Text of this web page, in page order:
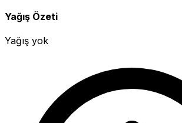
Yağış Özeti
Yağış yok